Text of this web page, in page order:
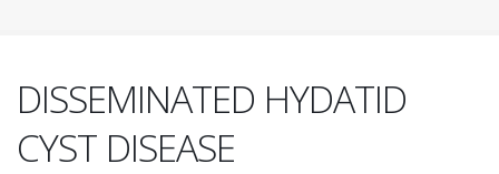
DISSEMINATED HYDATID
CYST DISEASE